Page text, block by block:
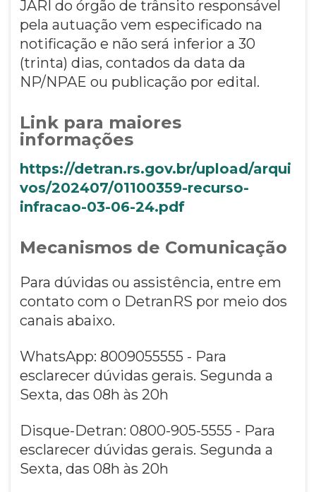
JARI do órgão de trânsito responsável
pela autuação vem especificado na
notificação e não será inferior a 30
(trinta) dias, contados da data da
NP/NPAE ou publicação por edital.
Link para maiores
informações
https://detran.rs.gov.br/upload/arqui
vos/202407/01100359-recurso-
infracao-03-06-24.pdf
Mecanismos de Comunicação
Para dúvidas ou assistência, entre em
contato com o DetranRS por meio dos
canais abaixo.
WhatsApp: 8009055555 - Para
esclarecer dúvidas gerais. Segunda a
Sexta, das 08h às 20h
Disque-Detran: 0800-905-5555 - Para
esclarecer dúvidas gerais. Segunda a
Sexta, das 08h às 20h